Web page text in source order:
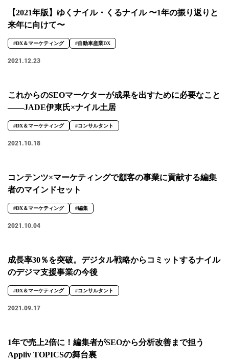
【2021年版】ゆくナイル・くるナイル 〜1年の振り返りと
来年に向けて〜
#DX＆マーケティング #自動車産業DX
2021.12.23
これからのSEOマーケターが成果を出すために必要なこと
――JADE伊東氏×ナイル土居
#DX＆マーケティング #コンサルタント
2021.10.18
コンテンツ×マーケティングで顧客の事業に貢献する編集
者のマインドセット
#DX＆マーケティング #編集
2021.10.04
成長率30％を突破。デジタル戦略からコミットするナイル
のデジマ支援事業の今後
#DX＆マーケティング #コンサルタント
2021.09.17
1年で売上2倍に！編集者がSEOから分析改善まで担う
Appliv TOPICSの舞台裏